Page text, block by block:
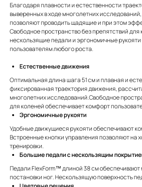
Благодаря плавности и естественности
выверенных в ходе многолетних
позволяют проводить щадящие и при этом
Свободное пространство без препятствий
нескользящие педали и эргономичные
пользователям любого роста.
Естественные движения
Оптимальная длина шага 51 см и плавная и
фиксированная траектория движения,
многолетних исследований.Свободное
для коленей обеспечивает комфорт
Эргономичные рукояти
Удобные движущиеся рукояти обеспечивают
Встроенные кнопки управления позволяют на
тренировки.
Большие педали с нескользящим
Педали FlexForm™ длиной 38 см обеспечивают
постановки ног. Нескользящую поверхность